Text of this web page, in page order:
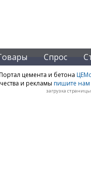
Спрос
цемента и бетона
и рекламы пишите нам
загрузка